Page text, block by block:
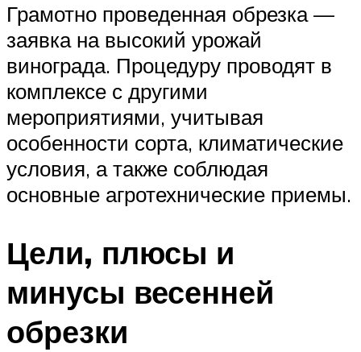
Грамотно проведенная обрезка —
заявка на высокий урожай
винограда. Процедуру проводят в
комплексе с другими
мероприятиями, учитывая
особенности сорта, климатические
условия, а также соблюдая
основные агротехнические приемы.
Цели, плюсы и
минусы весенней
обрезки